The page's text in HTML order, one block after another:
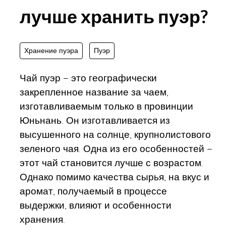
лучше хранить пуэр?
Хранение пуэра Пуэр
Чай пуэр – это географически
закрепленное название за чаем,
изготавливаемым только в провинции
Юньнань. Он изготавливается из
высушенного на солнце, крупнолистового
зеленого чая. Одна из его особенностей –
этот чай становится лучше с возрастом.
Однако помимо качества сырья, на вкус и
аромат, получаемый в процессе
выдержки, влияют и особенности
хранения.